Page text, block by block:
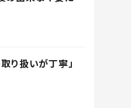
り扱いが丁寧」